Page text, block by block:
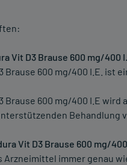
Vit D3 Brause 600 mg/
Brause 600 mg/400 I.E. ist
Brause 600 mg/400 I.E
Behandlung
Vit D3 Brause 600 mg/
Arzneimittel immer genau